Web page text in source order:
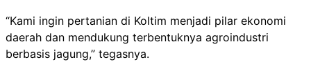
“Kami ingin pertanian di Koltim menjadi pilar ekonomi
daerah dan mendukung terbentuknya agroindustri
berbasis jagung,” tegasnya.